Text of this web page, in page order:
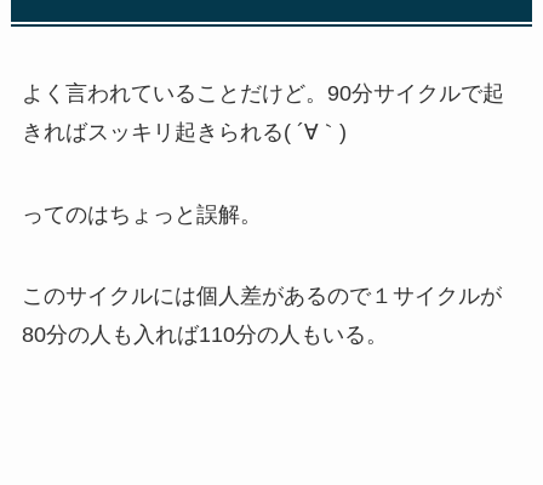
よく言われていることだけど。90分サイクルで起
きればスッキリ起きられる( ´∀｀)
ってのはちょっと誤解。
このサイクルには個人差があるので１サイクルが
80分の人も入れば110分の人もいる。